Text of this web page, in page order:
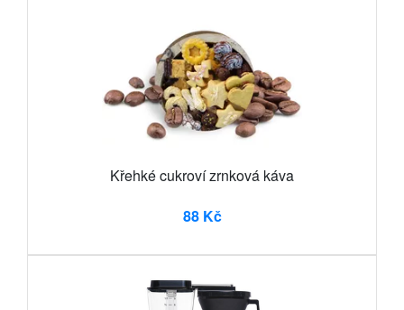
Křehké cukroví zrnková káva
88 Kč